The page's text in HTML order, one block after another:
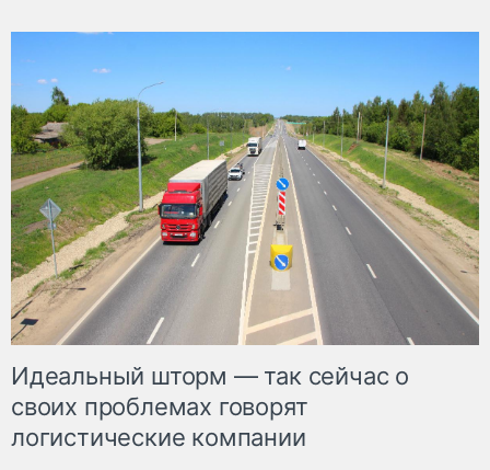
Идеальный шторм — так сейчас о
своих проблемах говорят
логистические компании